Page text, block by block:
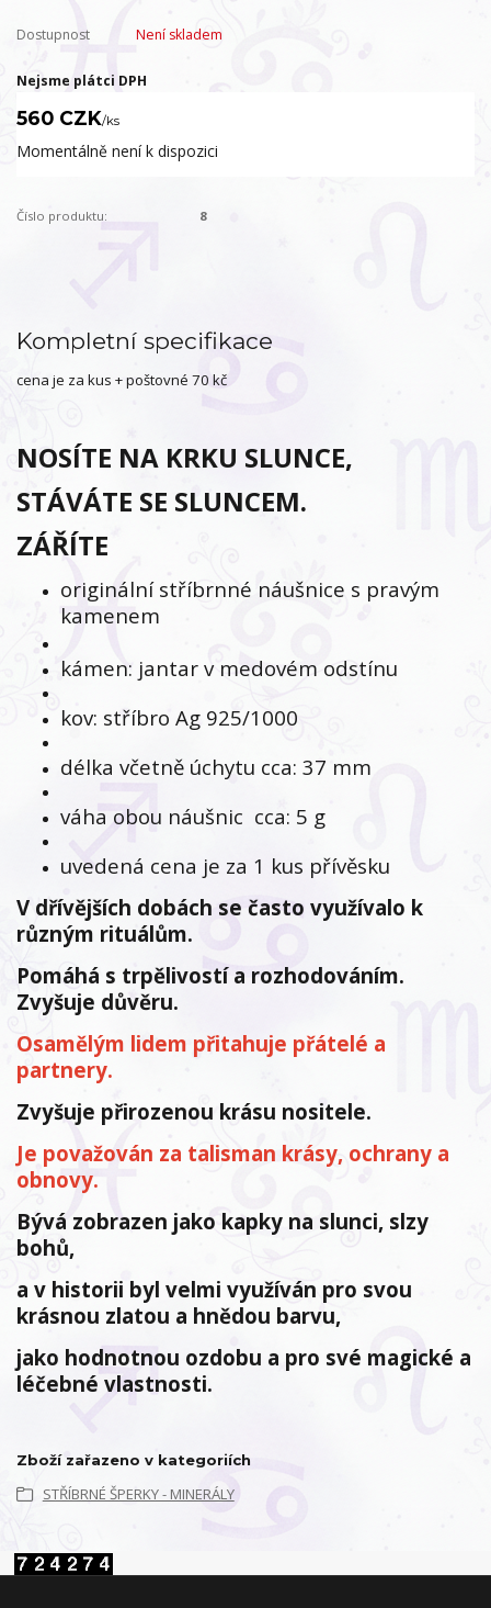
Dostupnost Není skladem
Nejsme plátci DPH
560 CZK/ks
Momentálně není k dispozici
Číslo produktu: 8
Kompletní specifikace
cena je za kus + poštovné 70 kč
NOSÍTE NA KRKU SLUNCE,
STÁVÁTE SE SLUNCEM.
ZÁŘÍTE
originální stříbrnné náušnice s pravým
kamenem
kámen: jantar v medovém odstínu
kov: stříbro Ag 925/1000
délka včetně úchytu cca: 37 mm
váha obou náušnic cca: 5 g
uvedená cena je za 1 kus přívěsku
V dřívějších dobách se často využívalo k
různým rituálům.
Pomáhá s trpělivostí a rozhodováním.
Zvyšuje důvěru.
Osamělým lidem přitahuje přátelé a
partnery.
Zvyšuje přirozenou krásu nositele.
Je považován za talisman krásy, ochrany a
obnovy.
Bývá zobrazen jako kapky na slunci, slzy
bohů,
a v historii byl velmi využíván pro svou
krásnou zlatou a hnědou barvu,
jako hodnotnou ozdobu a pro své magické a
léčebné vlastnosti.
Zboží zařazeno v kategoriích
STŘÍBRNÉ ŠPERKY - MINERÁLY